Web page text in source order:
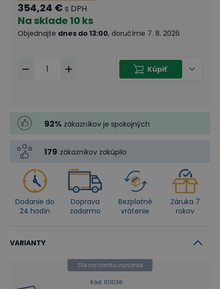
354,24 € s DPH
Na sklade10 ks
Objednajte dnes do 13:00, doručíme 7. 8. 2026
Kúpiť
92% zákazníkov je spokojných
179 zákazníkov zakúpilo
Dodanie do
24 hodín
Doprava
zadarmo
Bezplatné
vrátenie
Záruka 7
rokov
VARIANTY
Kód: 101036
Ste na tomto variante